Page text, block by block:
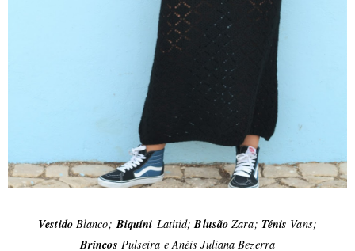
Vestido Blanco; Biquíni Latitid;Blusão Zara; Ténis Vans;
Brincos Pulseira e Anéis Juliana Bezerra